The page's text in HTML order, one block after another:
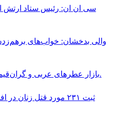
سى ان ان: رئيس ستاد ارتش
والی بدخشان: خواب‌های
بازار عطرهای عربی و گران‌قیمت در کابل گرم شده است.
ثبت ٢٣١ مورد قتل